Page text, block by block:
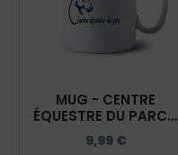
MUG - CENTRE
ÉQUESTRE DU PARC -
MUG001
9,99 €